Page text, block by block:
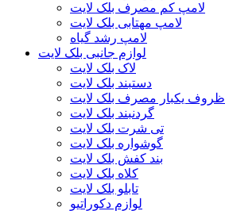
لامپ کم مصرف بلک لایت
لامپ مهتابی بلک لایت
لامپ رشد گیاه
لوازم جانبی بلک لایت
لاک بلک لایت
دستبند بلک لایت
ظروف یکبار مصرف بلک لایت
گردنبند بلک لایت
تی شرت بلک لایت
گوشواره بلک لایت
بند کفش بلک لایت
کلاه بلک لایت
تابلو بلک لایت
لوازم دکوراتیو